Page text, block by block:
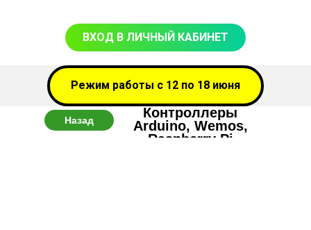
ВХОД В ЛИЧНЫЙ КАБИНЕТ
Режим работы с 12 по 18 июня
Контроллеры
Arduino, Wemos,
Raspberry Pi
Назад